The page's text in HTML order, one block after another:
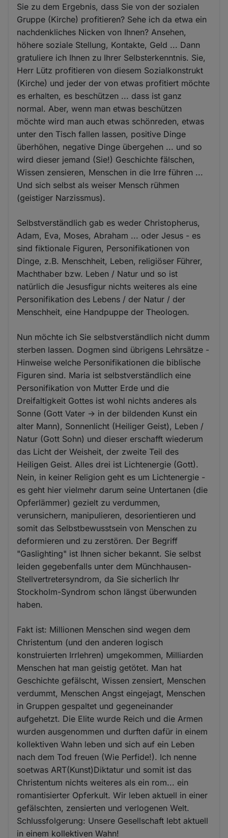
Sie zu dem Ergebnis, dass Sie von der sozialen
Gruppe (Kirche) profitieren? Sehe ich da etwa ein
nachdenkliches Nicken von Ihnen? Ansehen,
höhere soziale Stellung, Kontakte, Geld ... Dann
gratuliere ich Ihnen zu Ihrer Selbsterkenntnis. Sie,
Herr Lütz profitieren von diesem Sozialkonstrukt
(Kirche) und jeder der von etwas profitiert möchte
es erhalten, es beschützen ... dass ist ganz
normal. Aber, wenn man etwas beschützen
möchte wird man auch etwas schönreden, etwas
unter den Tisch fallen lassen, positive Dinge
überhöhen, negative Dinge übergehen ... und so
wird dieser jemand (Sie!) Geschichte fälschen,
Wissen zensieren, Menschen in die Irre führen ...
Und sich selbst als weiser Mensch rühmen
(geistiger Narzissmus).
Selbstverständlich gab es weder Christopherus,
Adam, Eva, Moses, Abraham ... oder Jesus - es
sind fiktionale Figuren, Personifikationen von
Dinge, z.B. Menschheit, Leben, religiöser Führer,
Machthaber bzw. Leben / Natur und so ist
natürlich die Jesusfigur nichts weiteres als eine
Personifikation des Lebens / der Natur / der
Menschheit, eine Handpuppe der Theologen.
Nun möchte ich Sie selbstverständlich nicht dumm
sterben lassen. Dogmen sind übrigens Lehrsätze -
Hinweise welche Personifikationen die biblische
Figuren sind. Maria ist selbstverständlich eine
Personifikation von Mutter Erde und die
Dreifaltigkeit Gottes ist wohl nichts anderes als
Sonne (Gott Vater -> in der bildenden Kunst ein
alter Mann), Sonnenlicht (Heiliger Geist), Leben /
Natur (Gott Sohn) und dieser erschafft wiederum
das Licht der Weisheit, der zweite Teil des
Heiligen Geist. Alles drei ist Lichtenergie (Gott).
Nein, in keiner Religion geht es um Lichtenergie -
es geht hier vielmehr darum seine Untertanen (die
Opferlämmer) gezielt zu verdummen,
verunsichern, manipulieren, desorientieren und
somit das Selbstbewusstsein von Menschen zu
deformieren und zu zerstören. Der Begriff
"Gaslighting" ist Ihnen sicher bekannt. Sie selbst
leiden gegebenfalls unter dem Münchhausen-
Stellvertretersyndrom, da Sie sicherlich Ihr
Stockholm-Syndrom schon längst überwunden
haben.
Fakt ist: Millionen Menschen sind wegen dem
Christentum (und den anderen logisch
konstruierten Irrlehren) umgekommen, Milliarden
Menschen hat man geistig getötet. Man hat
Geschichte gefälscht, Wissen zensiert, Menschen
verdummt, Menschen Angst eingejagt, Menschen
in Gruppen gespaltet und gegeneinander
aufgehetzt. Die Elite wurde Reich und die Armen
wurden ausgenommen und durften dafür in einem
kollektiven Wahn leben und sich auf ein Leben
nach dem Tod freuen (Wie Perfide!). Ich nenne
soetwas ART(Kunst)Diktatur und somit ist das
Christentum nichts weiteres als ein rom... ein
romantisierter Opferkult. Wir leben aktuell in einer
gefälschten, zensierten und verlogenen Welt.
Schlussfolgerung: Unsere Gesellschaft lebt aktuell
in einem kollektiven Wahn!